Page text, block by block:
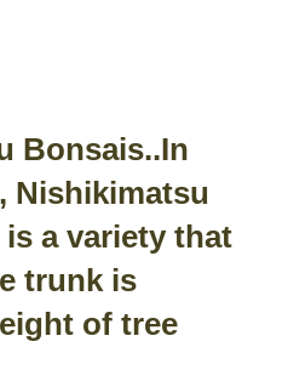
Bonsais..In
Nishikimatsu
a variety that
trunk is
of tree